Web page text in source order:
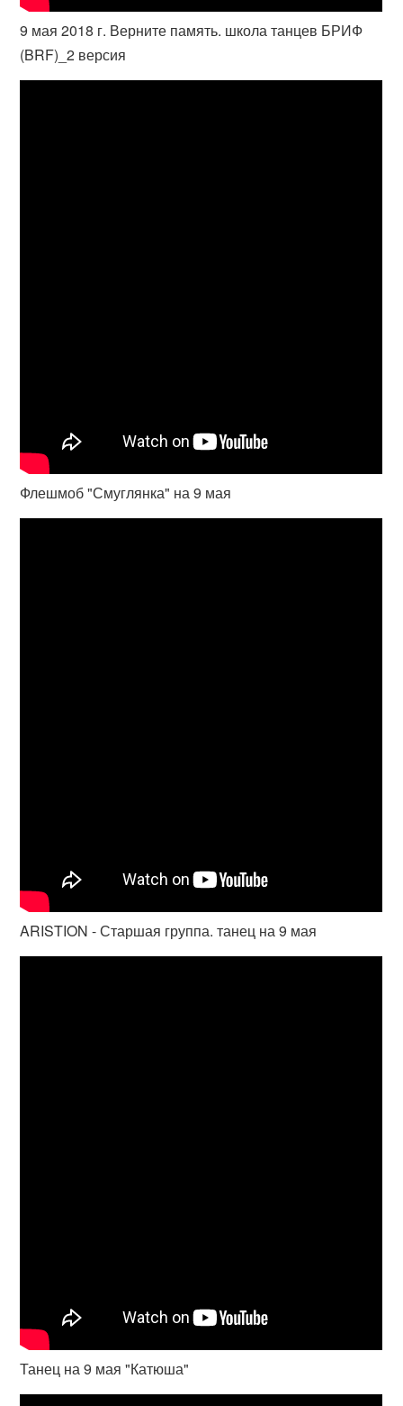
9 мая 2018 г. Верните память. школа танцев БРИФ
(BRF)_2 версия
Флешмоб "Смуглянка" на 9 мая
ARISTION - Старшая группа. танец на 9 мая
Танец на 9 мая "Катюша"